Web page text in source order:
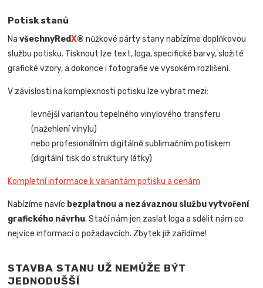
Potisk stanů
NavšechnyRedX® nůžkové párty stany nabízíme doplňkovou
službu potisku. Tisknout lze text, loga, specifické barvy, složité
grafické vzory, a dokonce i fotografie ve vysokém rozlišení.
V závislosti na komplexnosti potisku lze vybrat mezi:
levnější variantou tepelného vinylového transferu
(nažehlení vinylu)
nebo profesionálním digitálně sublimačním potiskem
(digitální tisk do struktury látky)
Kompletní informace k variantám potisku a cenám
Nabízíme navíc bezplatnou a nezávaznou službu vytvoření
grafického návrhu. Stačí nám jen zaslat loga a sdělit nám co
nejvíce informací o požadavcích. Zbytek již zařídíme!
STAVBA STANU UŽ NEMŮŽE BÝT
JEDNODUŠŠÍ